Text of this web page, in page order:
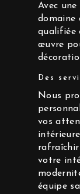
Avec
domaine
qualifiée
œuvre
Des
Nous
vos
rafraîchir
votre
équipe